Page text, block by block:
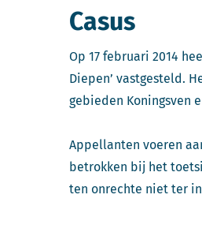
Casus
Op 17 februari 2014
Diepen’ vastgesteld.
gebieden Koningsven
Appellanten voeren
betrokken bij het
ten onrechte niet ter